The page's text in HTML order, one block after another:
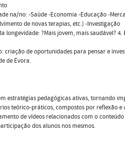
na/no: -Saúde -Economia -Educação -
de novas terapias, etc.) -Investigação
longevidade: ?Mais jovem, mais saudável?
criação de oportunidades para pensar e
de Évora.
estratégias pedagógicas ativas, tornando
teórico-práticos, compostos por reflexão
de vídeos relacionados com o
dos alunos nos mesmos.